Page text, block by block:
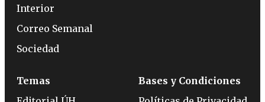
Interior
Correo Semanal
Sociedad
Temas
Bases y Condiciones